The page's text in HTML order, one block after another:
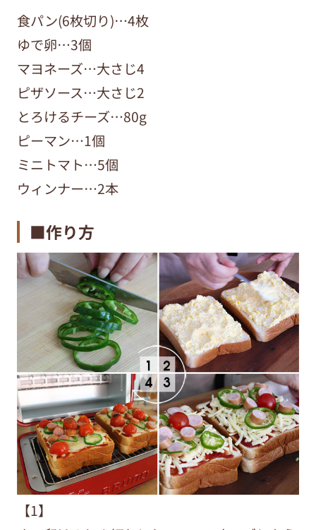
食パン(6枚切り)…4枚
ゆで卵…3個
マヨネーズ…大さじ4
ピザソース…大さじ2
とろけるチーズ…80g
ピーマン…1個
ミニトマト…5個
ウィンナー…2本
■作り方
【1】